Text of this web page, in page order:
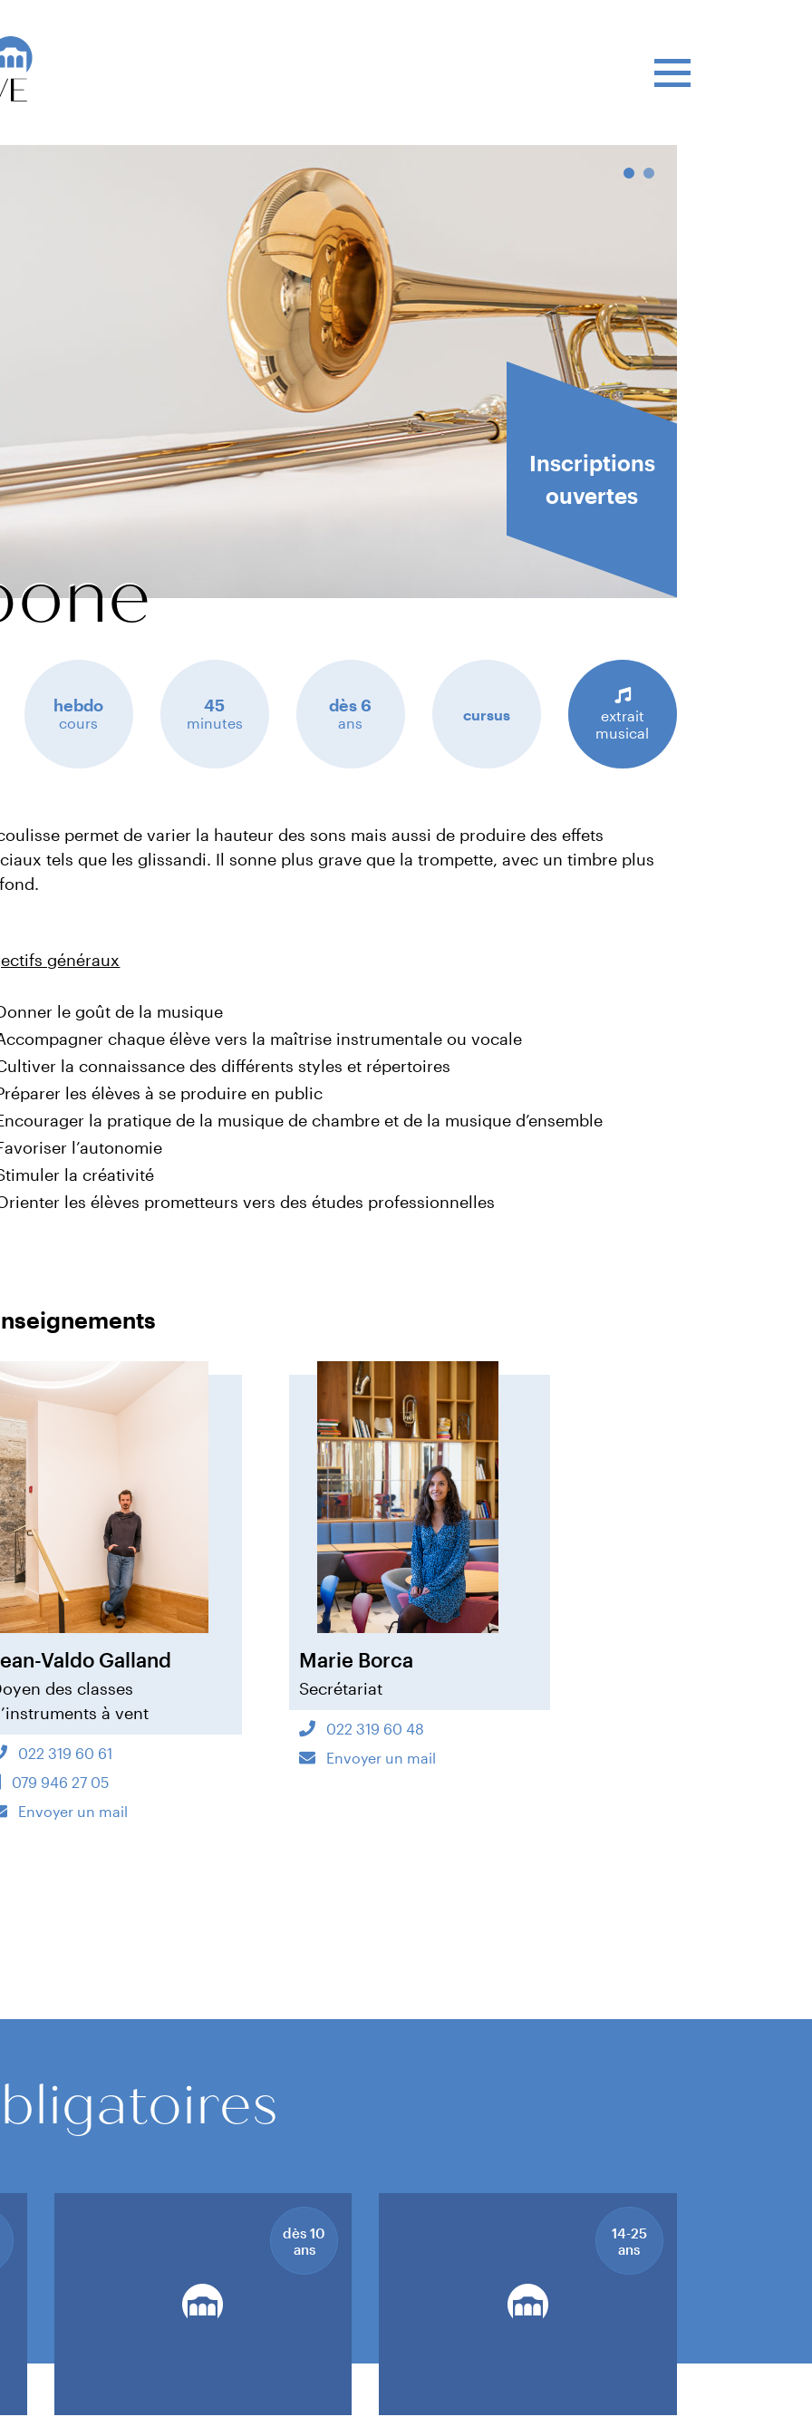
Inscriptions
ouvertes
hebdo
cours
45
minutes
dès 6
ans cursus
extrait
musical
permet de varier la hauteur des sons mais aussi de produire des effets
tels que les glissandi. Il sonne plus grave que la trompette, avec un timbre plus
généraux
le goût de la musique
chaque élève vers la maîtrise instrumentale ou vocale
la connaissance des différents styles et répertoires
les élèves à se produire en public
la pratique de la musique de chambre et de la musique d’ensemble
l’autonomie
la créativité
les élèves prometteurs vers des études professionnelles
Valdo Galland
des classes
à vent
022 319 60 61
079 946 27 05
Envoyer un mail
Marie Borca
Secrétariat
022 319 60 48
Envoyer un mail
dès 10
ans
14-25
ans